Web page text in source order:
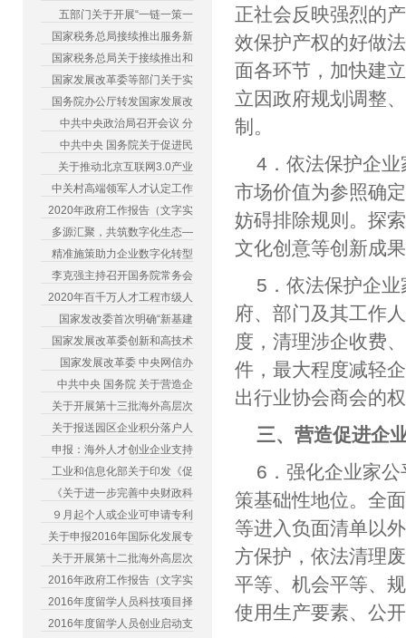
五部门关于开展“一链一策一
国家税务总局接续推出服务新
国家税务总局关于接续推出和
国家发展改革委等部门关于实
国务院办公厅转发国家发展改
中共中央政治局召开会议 分
中共中央 国务院关于促进民
关于推动北京互联网3.0产业
中关村高端领军人才认定工作
2020年政府工作报告（文字实
多源汇聚，共筑数字化生态—
精准施策助力企业数字化转型
李克强主持召开国务院常务会
2020年百千万人才工程市级人
国家发改委首次明确“新基建
国家发展改革委创新和高技术
国家发展改革委 中央网信办
中共中央 国务院 关于营造企
关于开展第十三批海外高层次
关于报送园区企业积分落户人
申报：海外人才创业企业支持
工业和信息化部关于印发《促
《关于进一步完善中央财政科
９月起个人或企业可申请专利
关于申报2016年国际化发展专
关于开展第十二批海外高层次
2016年政府工作报告（文字实
2016年度留学人员科技项目择
2016年度留学人员创业启动支
正社会反映强烈的
效保护产权的好做
面各环节，加快建
立因政府规划调整
制。
4．依法保护企
市场价值为参照确
妨碍排除规则。探
文化创意等创新成
5．依法保护企
府、部门及其工作
度，清理涉企收费
件，最大程度减轻
出行业协会商会的
三、营造促进企
6．强化企业家
策基础性地位。全
等进入负面清单以
方保护，依法清理
平等、机会平等、
使用生产要素、公